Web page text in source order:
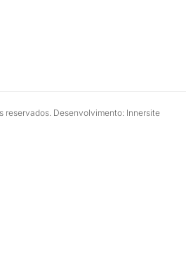
reservados. Desenvolvimento: Innersite